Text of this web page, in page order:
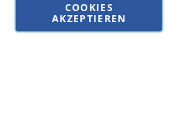
COOKIES
AKZEPTIEREN